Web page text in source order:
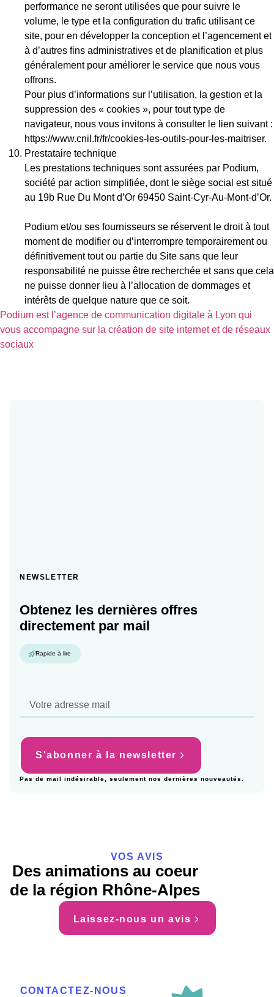
performance ne seront utilisées que pour suivre le
volume, le type et la configuration du trafic utilisant ce
site, pour en développer la conception et l’agencement et
à d’autres fins administratives et de planification et plus
généralement pour améliorer le service que nous vous
offrons.
Pour plus d’informations sur l’utilisation, la gestion et la
suppression des « cookies », pour tout type de
navigateur, nous vous invitons à consulter le lien suivant :
https://www.cnil.fr/fr/cookies-les-outils-pour-les-maitriser.
Prestataire technique
Les prestations techniques sont assurées par Podium,
société par action simplifiée, dont le siège social est situé
au 19b Rue Du Mont d’Or 69450 Saint-Cyr-Au-Mont-d’Or.
Podium et/ou ses fournisseurs se réservent le droit à tout
moment de modifier ou d’interrompre temporairement ou
définitivement tout ou partie du Site sans que leur
responsabilité ne puisse être recherchée et sans que cela
ne puisse donner lieu à l’allocation de dommages et
intérêts de quelque nature que ce soit.
Podium est l’agence de communication digitale à Lyon qui
vous accompagne sur la création de site internet et de réseaux
sociaux
NEWSLETTER
Obtenez les dernières offres
directement par mail
Rapide à lire
S'abonner à la newsletter
Pas de mail indésirable, seulement nos dernières nouveautés.
VOS AVIS
Des animations au coeur
de la région Rhône-Alpes
Laissez-nous un avis
CONTACTEZ-NOUS